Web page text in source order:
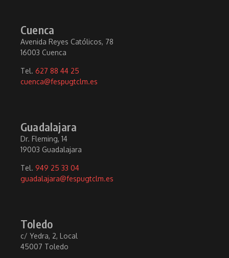
Cuenca
Avenida Reyes Católicos, 78
16003 Cuenca
Tel. 627 88 44 25
cuenca@fespugtclm.es
Guadalajara
Dr. Fleming, 14
19003 Guadalajara
Tel. 949 25 33 04
guadalajara@fespugtclm.es
Toledo
c/ Yedra, 2, Local
45007 Toledo